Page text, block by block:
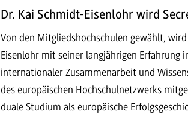
Dr. Kai Schmidt-Eisenlohr wird
Von den Mitgliedshochschulen gewählt,
Eisenlohr mit seiner langjährigen Erfahrung
internationaler Zusammenarbeit und
des europäischen Hochschulnetzwerks
duale Studium als europäische